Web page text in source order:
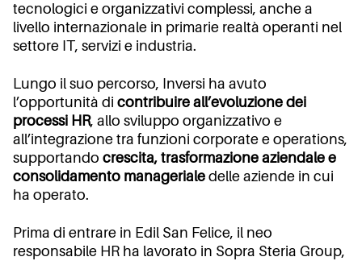
tecnologici e organizzativi complessi, anche a
livello internazionale in primarie realtà operanti nel
settore IT, servizi e industria.
Lungo il suo percorso, Inversi ha avuto
l’opportunità di contribuire all’evoluzione dei
processi HR, allo sviluppo organizzativo e
all’integrazione tra funzioni corporate e operations,
supportando crescita, trasformazione aziendale e
consolidamento manageriale delle aziende in cui
ha operato.
Prima di entrare in Edil San Felice, il neo
responsabile HR ha lavorato in Sopra Steria Group,